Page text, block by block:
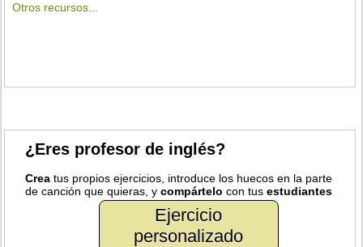
Otros recursos...
¿Eres profesor de inglés?
Crea tus propios ejercicios, introduce los huecos en la parte
de canción que quieras, ycompártelo con tusestudiantes
Ejercicio
personalizado